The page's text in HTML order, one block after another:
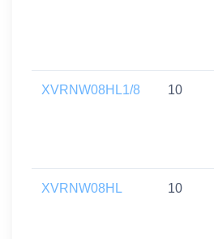
XVRNW08HL1/8 10
XVRNW08HL 10